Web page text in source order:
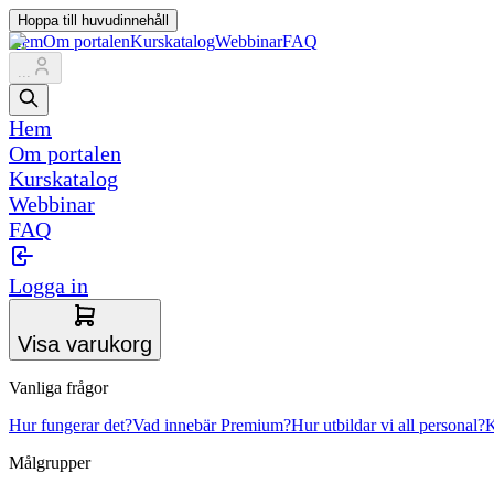
Hoppa till huvudinnehåll
HemOm portalenKurskatalogWebbinarFAQ
...
Hem
Om portalen
Kurskatalog
Webbinar
FAQ
Logga in
Visa varukorg
Vanliga frågor
Hur fungerar det?Vad innebär Premium?Hur utbildar vi all personal?
Målgrupper